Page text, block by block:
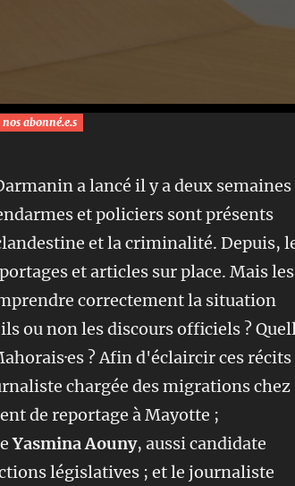
nos abonné.e.s
a lancé il y a deux semaines
et policiers sont présents
et la criminalité. Depuis,
et articles sur place. Mais les
correctement la situation
ou non les discours officiels ?
? Afin d'éclaircir ces récits
chargée des migrations chez
de reportage à Mayotte ;
Yasmina Aouny, aussi candidate
législatives ; et le journaliste